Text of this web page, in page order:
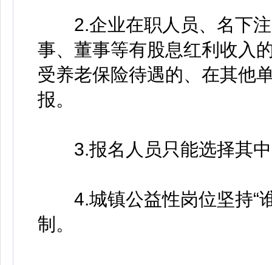
2.企业在职人员、名下注
事、董事等有股息红利收入
受养老保险待遇的、在其他
报。
3.报名人员只能选择其中
4.城镇公益性岗位坚持“谁
制。